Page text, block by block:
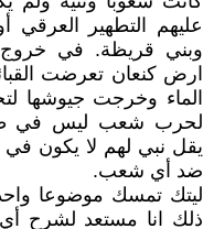
عليهم التطهير العرقي
وبني قريظة. في
ارض كنعان تعرضت
الماء وخرجت جيوشها
لحرب شعب ليس في
يقل نبي لهم لا يكون في
ضد أي شعب.
ليتك تمسك موضوعا
ذلك انا مستعد لشرح